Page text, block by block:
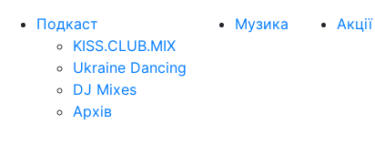
Подкаст
KISS.CLUB.MIX
Ukraine Dancing
DJ Mixes
Архів
Музика Акції